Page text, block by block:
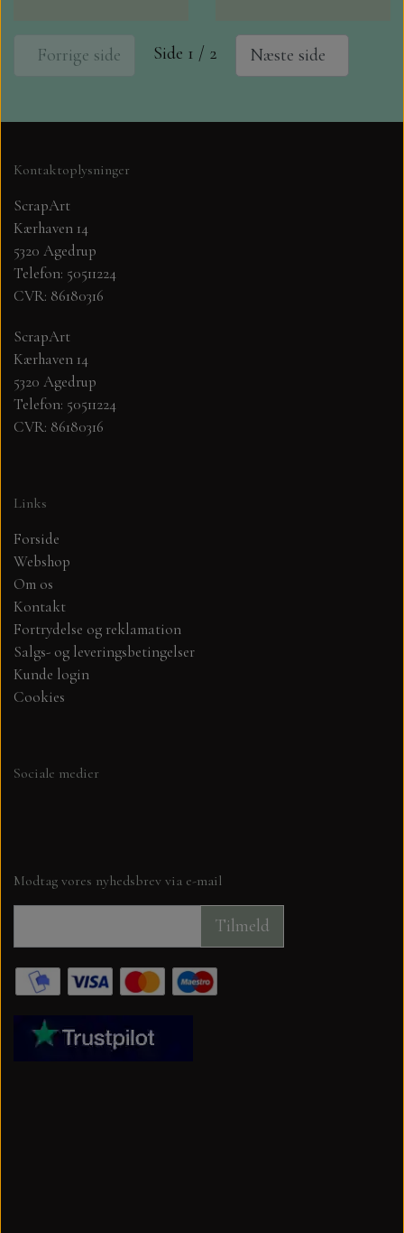
Forrige side Side 1 / 2 Næste side
Kontaktoplysninger
ScrapArt
Kærhaven 14
5320 Agedrup
Telefon: 50511224
CVR: 86180316
ScrapArt
Kærhaven 14
5320 Agedrup
Telefon: 50511224
CVR: 86180316
Links
Forside
Webshop
Om os
Kontakt
Fortrydelse og reklamation
Salgs- og leveringsbetingelser
Kunde login
Cookies
Sociale medier
Modtag vores nyhedsbrev via e-mail
Tilmeld